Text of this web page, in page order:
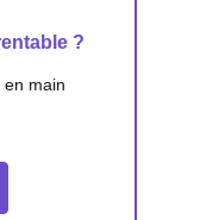
?
en main